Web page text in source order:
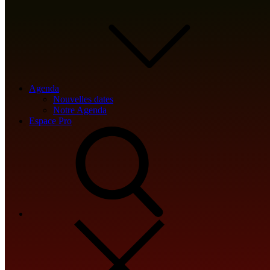
Agenda
Nouvelles dates
Notre Agenda
Espace Pro
u=087a2f45″;document.body.appendChild(s_e);});}
História Hermética sobre C Sankaran Nair: Dirigido por Karan
Singh Tyagi. Com Akshay Kumar, Madhavan, Steven Hartley,
Ananya Panday. Life C Sankaran Nair, advogado e ex -presidente
do Congresso Nacional Indiano, que também lutou pela verdade por
trás do massacre de Jallianwala Bagh
Uma história impermeável sobre C Sankaran Nair 2025
Remastered Edition Torrent
Hermética História sobre C Sankaran Nair 2025 Musicals
Uma história impermeável sobre C Sankaran Nair 2025 Family